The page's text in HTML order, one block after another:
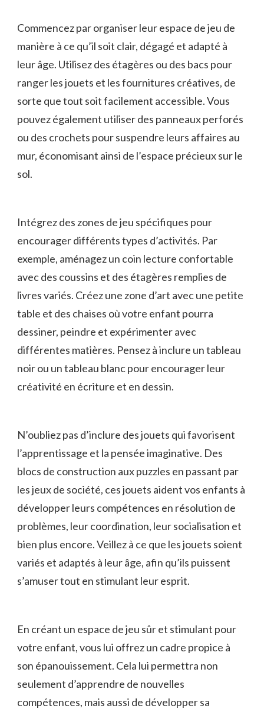
Commencez par‍ organiser⁣ leur espace de jeu‌ de ​
manière à ce qu’il ⁤soit‌ clair, dégagé et adapté à
leur ⁢âge. Utilisez⁣ des étagères‌ ou ​des ​bacs pour
ranger les jouets ⁣et les fournitures créatives, de
⁢sorte que tout ‍soit facilement accessible.⁣ Vous
⁤pouvez également utiliser des ⁣panneaux‌ perforés
ou des crochets pour suspendre ⁤leurs affaires‌ au
mur,⁤ économisant ainsi de l’espace précieux‍ sur⁣ le
⁣sol.
Intégrez des‍ zones‌ de jeu spécifiques pour
encourager différents types​ d’activités. Par
exemple, aménagez un coin lecture‍ confortable
avec des coussins et des étagères remplies de
livres variés. Créez ⁣une zone d’art avec une petite ​
table ​et‌ des ⁣chaises où votre enfant ⁣pourra
dessiner, peindre ⁢et‌ expérimenter avec
différentes matières. Pensez à inclure un ⁢tableau
noir ou un ⁢tableau ⁣blanc⁤ pour ⁢encourager leur
créativité en écriture et en dessin.
N’oubliez pas d’inclure‌ des⁢ jouets‌ qui ⁣favorisent
⁢l’apprentissage et ⁤la⁢ pensée‍ imaginative. Des​
blocs de ​construction aux⁣ puzzles en passant par
les​ jeux de société,⁣ ces jouets aident‍ vos enfants ⁣à
développer leurs compétences en résolution de‌
problèmes, leur coordination, leur⁤ socialisation et⁤
bien​ plus encore. ‍Veillez ‍à⁢ ce que les jouets⁣ soient​
variés et ⁤adaptés à leur âge, ‍afin qu’ils puissent
s’amuser tout en ‌stimulant leur esprit.
En ​créant un espace ⁤de‍ jeu sûr et ‍stimulant pour
votre⁤ enfant, vous lui offrez un cadre propice‌ à
son épanouissement. Cela​ lui permettra non
seulement d’apprendre de nouvelles
compétences, mais aussi de ⁢développer sa